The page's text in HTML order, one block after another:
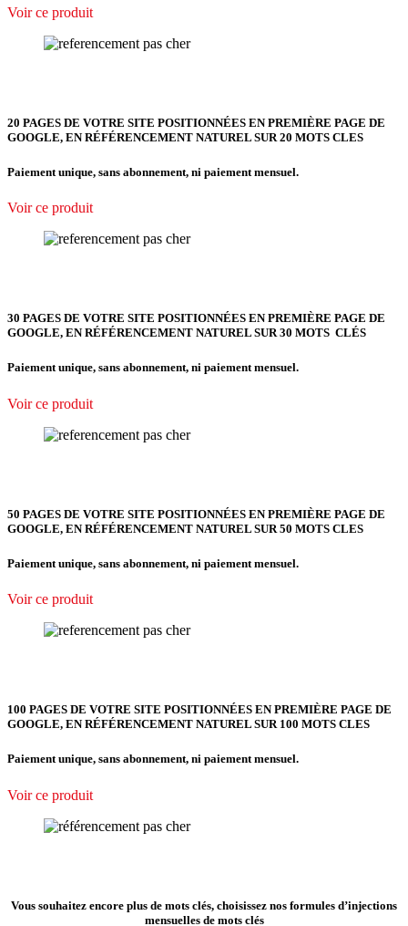
Voir ce produit
20 PAGES DE VOTRE SITE POSITIONNÉES EN PREMIÈRE PAGE DE
GOOGLE, EN RÉFÉRENCEMENT NATUREL SUR 20 MOTS CLES
Paiement unique, sans abonnement, ni paiement mensuel.
Voir ce produit
30 PAGES DE VOTRE SITE POSITIONNÉES EN PREMIÈRE PAGE DE
GOOGLE, EN RÉFÉRENCEMENT NATUREL SUR 30 MOTS CLÉS
Paiement unique, sans abonnement, ni paiement mensuel.
Voir ce produit
50 PAGES DE VOTRE SITE POSITIONNÉES EN PREMIÈRE PAGE DE
GOOGLE, EN RÉFÉRENCEMENT NATUREL SUR 50 MOTS CLES
Paiement unique, sans abonnement, ni paiement mensuel.
Voir ce produit
100 PAGES DE VOTRE SITE POSITIONNÉES EN PREMIÈRE PAGE DE
GOOGLE, EN RÉFÉRENCEMENT NATUREL SUR 100 MOTS CLES
Paiement unique, sans abonnement, ni paiement mensuel.
Voir ce produit
Vous souhaitez encore plus de mots clés, choisissez nos formules d’injections
mensuelles de mots clés